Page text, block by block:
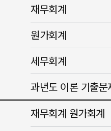
재무회계
원가회계
세무회계
과년도 이론 기출문
재무회계 원가회계